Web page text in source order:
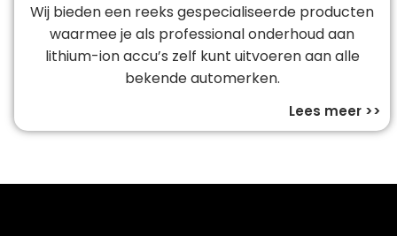
Wij bieden een reeks gespecialiseerde producten
waarmee je als professional onderhoud aan
lithium-ion accu’s zelf kunt uitvoeren aan alle
bekende automerken.
Lees meer >>